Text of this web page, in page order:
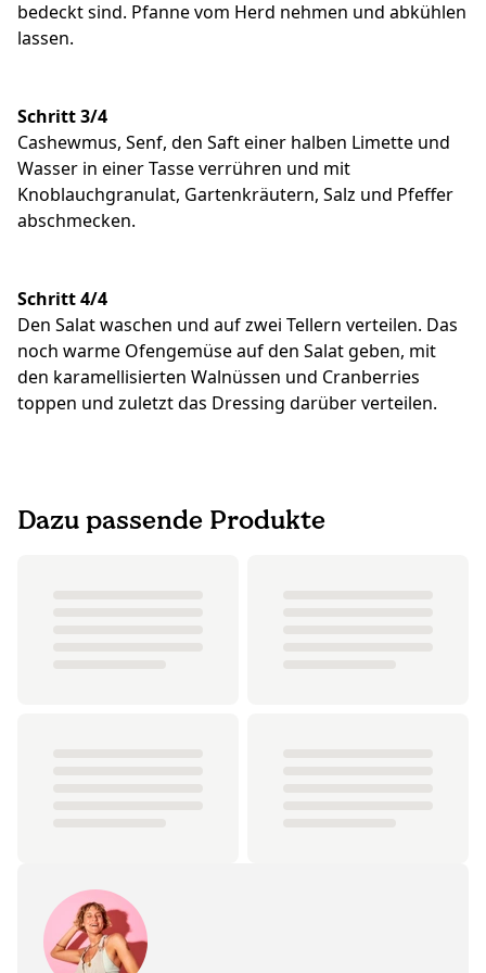
bedeckt sind. Pfanne vom Herd nehmen und abkühlen
lassen.
Schritt 3/4
Cashewmus, Senf, den Saft einer halben Limette und
Wasser in einer Tasse verrühren und mit
Knoblauchgranulat, Gartenkräutern, Salz und Pfeffer
abschmecken.
Schritt 4/4
Den Salat waschen und auf zwei Tellern verteilen. Das
noch warme Ofengemüse auf den Salat geben, mit
den karamellisierten Walnüssen und Cranberries
toppen und zuletzt das Dressing darüber verteilen.
Dazu passende Produkte